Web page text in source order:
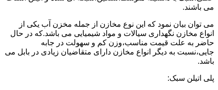
می باشند.
می توان بیان نمود که این نوع مخازن از جمله مخزن آب یکی از
انواع مخازن نگهداری سیالات و مواد شیمیایی می باشد.که در حال
حاضر به علت قیمت مناسب،وزن کم و سهولت در جابه
جایی،نسبت به دیگر انواع مخازن دارای متقاضیان زیادی در بابل می
باشد.
پلی اتیلن سبک: